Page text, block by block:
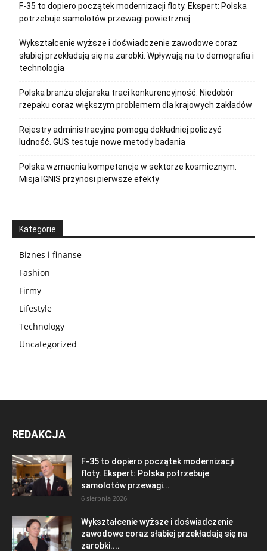
F-35 to dopiero początek modernizacji floty. Ekspert: Polska
potrzebuje samolotów przewagi powietrznej
Wykształcenie wyższe i doświadczenie zawodowe coraz
słabiej przekładają się na zarobki. Wpływają na to demografia i
technologia
Polska branża olejarska traci konkurencyjność. Niedobór
rzepaku coraz większym problemem dla krajowych zakładów
Rejestry administracyjne pomogą dokładniej policzyć
ludność. GUS testuje nowe metody badania
Polska wzmacnia kompetencje w sektorze kosmicznym.
Misja IGNIS przynosi pierwsze efekty
Kategorie
Biznes i finanse
Fashion
Firmy
Lifestyle
Technology
Uncategorized
REDAKCJA
F-35 to dopiero początek modernizacji
floty. Ekspert: Polska potrzebuje
samolotów przewagi...
6 sierpnia 2026
Wykształcenie wyższe i doświadczenie
zawodowe coraz słabiej przekładają się na
zarobki....